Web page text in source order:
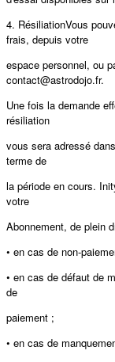
4. RésiliationVous
frais, depuis votre
espace personnel, ou
contact@astrodojo.fr.
Une fois la demande
résiliation
vous sera adressé
terme de
la période en cours.
votre
Abonnement, de plein
• en cas de non-
• en cas de défaut de
de
paiement ;
• en cas de